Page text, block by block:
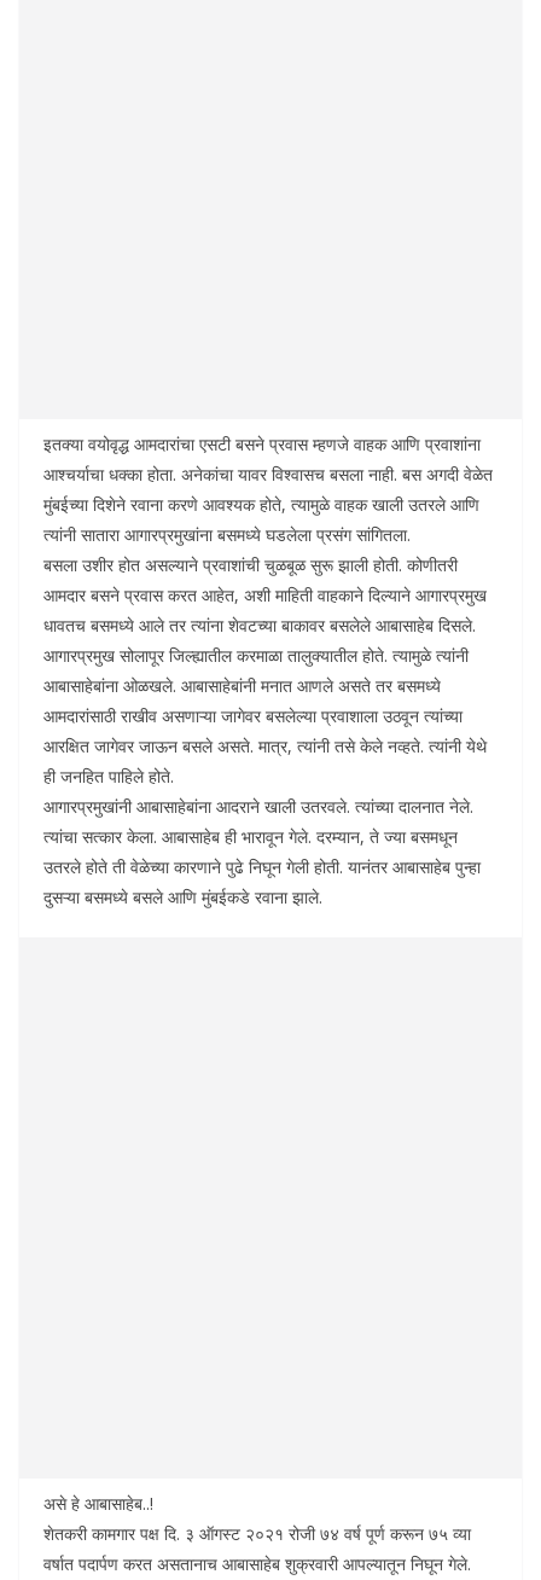
इतक्या वयोवृद्ध आमदारांचा एसटी बसने प्रवास म्हणजे वाहक आणि प्रवाशांना
आश्चर्याचा धक्का होता. अनेकांचा यावर विश्वासच बसला नाही. बस अगदी वेळेत
मुंबईच्या दिशेने रवाना करणे आवश्यक होते, त्यामुळे वाहक खाली उतरले आणि
त्यांनी सातारा आगारप्रमुखांना बसमध्ये घडलेला प्रसंग सांगितला.
बसला उशीर होत असल्याने प्रवाशांची चुळबूळ सुरू झाली होती. कोणीतरी
आमदार बसने प्रवास करत आहेत, अशी माहिती वाहकाने दिल्याने आगारप्रमुख
धावतच बसमध्ये आले तर त्यांना शेवटच्या बाकावर बसलेले आबासाहेब दिसले.
आगारप्रमुख सोलापूर जिल्ह्यातील करमाळा तालुक्यातील होते. त्यामुळे त्यांनी
आबासाहेबांना ओळखले. आबासाहेबांनी मनात आणले असते तर बसमध्ये
आमदारांसाठी राखीव असणाऱ्या जागेवर बसलेल्या प्रवाशाला उठवून त्यांच्या
आरक्षित जागेवर जाऊन बसले असते. मात्र, त्यांनी तसे केले नव्हते. त्यांनी येथे
ही जनहित पाहिले होते.
आगारप्रमुखांनी आबासाहेबांना आदराने खाली उतरवले. त्यांच्या दालनात नेले.
त्यांचा सत्कार केला. आबासाहेब ही भारावून गेले. दरम्यान, ते ज्या बसमधून
उतरले होते ती वेळेच्या कारणाने पुढे निघून गेली होती. यानंतर आबासाहेब पुन्हा
दुसऱ्या बसमध्ये बसले आणि मुंबईकडे रवाना झाले.
असे हे आबासाहेब..!
शेतकरी कामगार पक्ष दि. ३ ऑगस्ट २०२१ रोजी ७४ वर्ष पूर्ण करून ७५ व्या
वर्षात पदार्पण करत असतानाच आबासाहेब शुक्रवारी आपल्यातून निघून गेले.